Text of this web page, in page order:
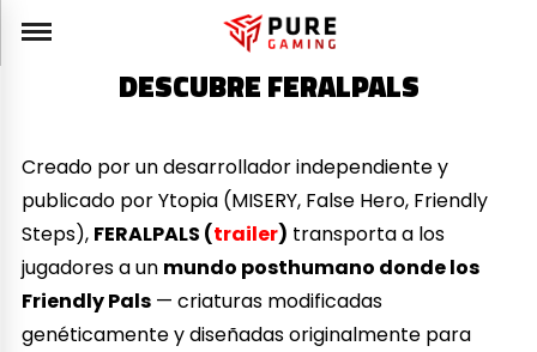
DESCUBRE FERALPALS
Creado por un desarrollador independiente y
publicado por Ytopia (MISERY, False Hero, Friendly
Steps), FERALPALS (trailer) transporta a los
jugadores a un mundo posthumano donde los
Friendly Pals — criaturas modificadas
genéticamente y diseñadas originalmente para